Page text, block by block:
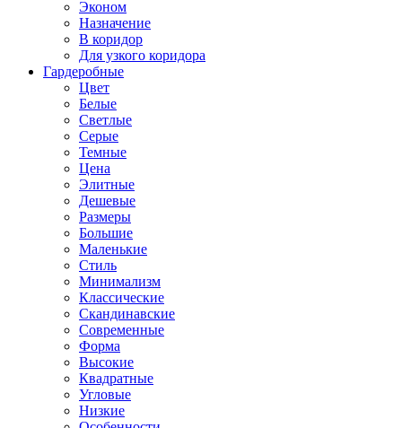
Эконом
Назначение
В коридор
Для узкого коридора
Гардеробные
Цвет
Белые
Светлые
Серые
Темные
Цена
Элитные
Дешевые
Размеры
Большие
Маленькие
Стиль
Минимализм
Классические
Скандинавские
Современные
Форма
Высокие
Квадратные
Угловые
Низкие